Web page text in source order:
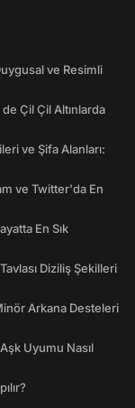
ve Resimli
Çil Çil Altınlarda
ve Şifa Alanları:
ve Twitter'da En
En Sık
Diziliş Şekilleri
Arkana Desteleri
Uyumu Nasıl